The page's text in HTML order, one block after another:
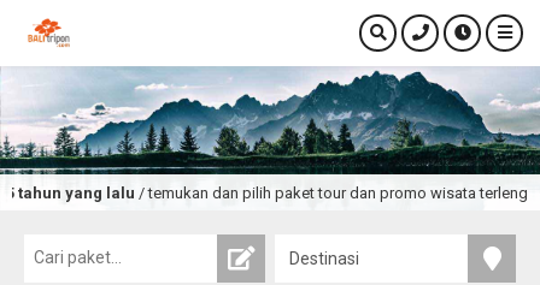
yang lalu/ temukan dan pilih paket tour dan promo wisata terlengkap